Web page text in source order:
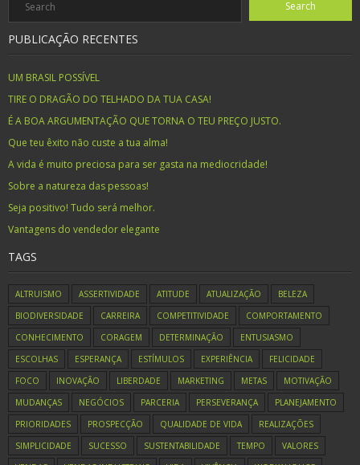
PUBLICAÇÃO RECENTES
UM BRASIL POSSÍVEL
TIRE O DRAGÃO DO TELHADO DA TUA CASA!
É A BOA ARGUMENTAÇÃO QUE TORNA O TEU PREÇO JUSTO.
Que teu êxito não custe a tua alma!
A vida é muito preciosa para ser gasta na mediocridade!
Sobre a natureza das pessoas!
Seja positivo! Tudo será melhor.
Vantagens do vendedor elegante
TAGS
ALTRUISMO ASSERTIVIDADE ATITUDE ATUALIZAÇÃO
BELEZA
BIODIVERSIDADE
CARREIRA COMPETITIVIDADE
COMPORTAMENTO
CONHECIMENTO
CORAGEM DETERMINAÇÃO
ENTUSIASMO
ESCOLHAS
ESPERANÇA ESTÍMULOS EXPERIÊNCIA
FELICIDADE
FOCO
INOVAÇÃO LIBERDADE MARKETING METAS
MOTIVAÇÃO
MUDANÇAS
NEGÓCIOS PARCERIA PERSEVERANÇA
PLANEJAMENTO
PRIORIDADES
PROSPECÇÃO QUALIDADE DE VIDA
REALIZAÇÕES
SIMPLICIDADE
SUCESSO SUSTENTABILIDADE TEMPO
VALORES